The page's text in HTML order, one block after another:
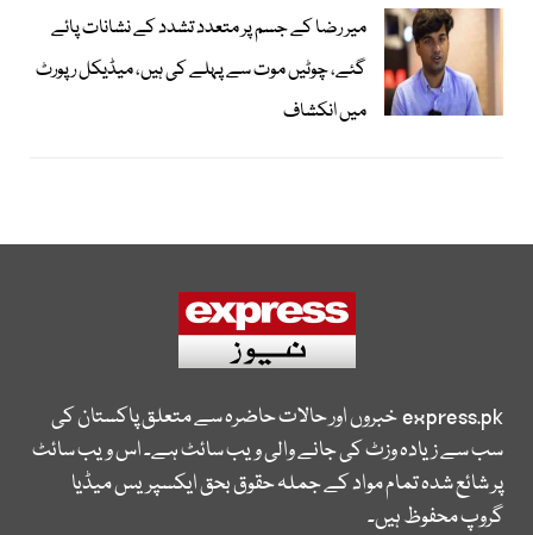
میر رضا کے جسم پر متعدد تشدد کے نشانات پائے
گئے، چوٹیں موت سے پہلے کی ہیں، میڈیکل رپورٹ
میں انکشاف
express.pkخبروں اور حالات حاضرہ سے متعلق پاکستان کی
سب سے زیادہ وزٹ کی جانے والی ویب سائٹ ہے۔ اس ویب سائٹ
پر شائع شدہ تمام مواد کے جملہ حقوق بحق ایکسپریس میڈیا
گروپ محفوظ ہیں۔